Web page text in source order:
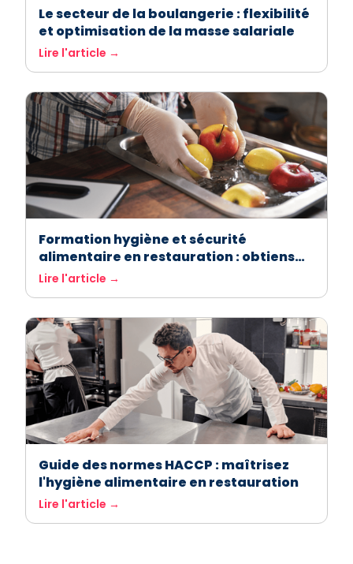
Le secteur de la boulangerie : flexibilité
et optimisation de la masse salariale
Lire l'article →
Formation hygiène et sécurité
alimentaire en restauration : obtiens
ton attestation facilement avec
Lire l'article →
Guide des normes HACCP : maîtrisez
l'hygiène alimentaire en restauration
Lire l'article →